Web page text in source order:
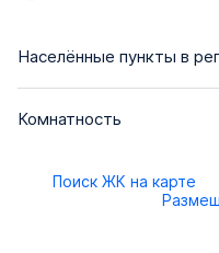
Населённые пункты в
Комнатность
Поиск ЖК на карте